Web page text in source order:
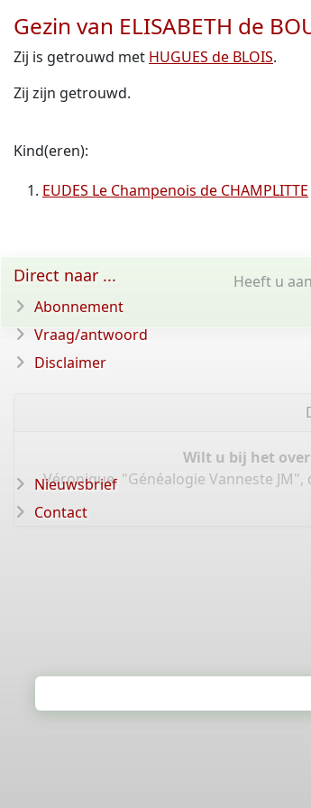
Gezin van ELISABETH de
Zij is getrouwd met HUGUES de BLOIS.
Zij zijn getrouwd.
Kind(eren):
EUDES Le Champenois de CHAMPLITTE
Heeft u
Wilt u bij het
Véronique, "Généalogie Vanneste JM",
Direct naar ...
Abonnement
Vraag/antwoord
Disclaimer
Nieuwsbrief
Contact